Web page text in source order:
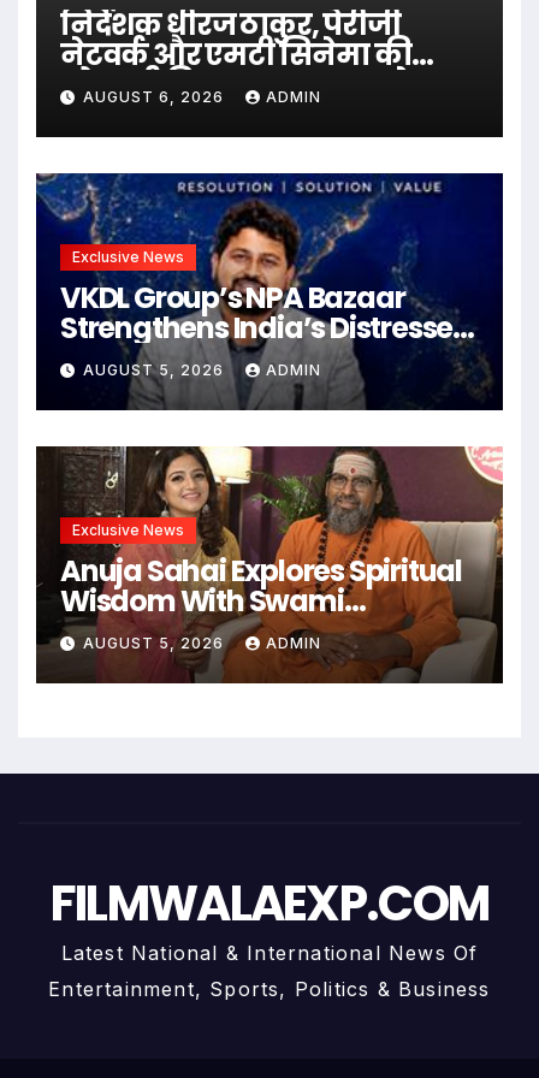
निर्देशक धीरज ठाकुर, पेरीजी
नेटवर्क और एमटी सिनेमा की
भोजपुरी फिल्म ‘अजब सास के
गजब बहुरिया’ की वाराणसी में
शूटिंग शुरू
AUGUST 6, 2026 ADMIN
Exclusive News
VKDL Group’s NPA Bazaar
Strengthens India’s Distressed
Asset Resolution Ecosystem
Under The Leadership Of V K
Dubey
AUGUST 5, 2026 ADMIN
Exclusive News
Anuja Sahai Explores Spiritual
Wisdom With Swami
Abhedananda On Articulate
With Anuja
AUGUST 5, 2026 ADMIN
FILMWALAEXP.COM
Latest National & International News Of
Entertainment, Sports, Politics & Business